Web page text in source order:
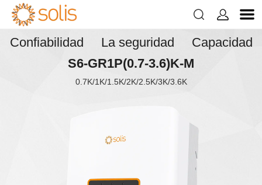
 
Confiabilidad La seguridad Capacidad
S6-GR1P(0.7-3.6)K-M
0.7K/1K/1.5K/2K/2.5K/3K/3.6K